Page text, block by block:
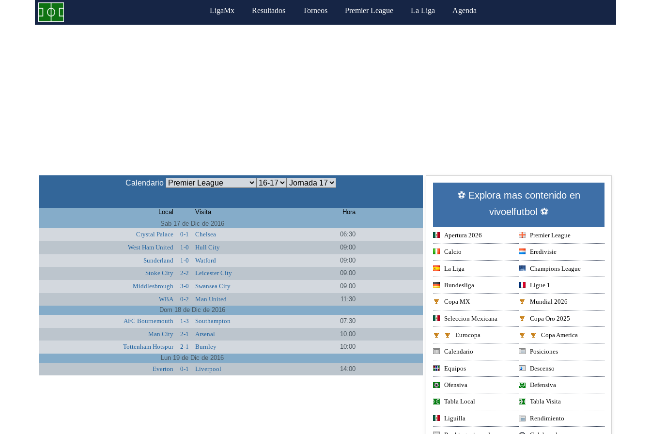
LigaMx Resultados Torneos Premier League La Liga Agenda
Calendario
Local Visita
Hora
Sab 17 de Dic de 2016
Crystal Palace
0-1 Chelsea
06:30
West Ham United
1-0 Hull City
09:00
Sunderland
1-0 Watford
09:00
Stoke City
2-2 Leicester City
09:00
Middlesbrough
3-0 Swansea City
09:00
WBA
0-2 Man.United
11:30
Dom 18 de Dic de 2016
AFC Bournemouth
1-3 Southampton
07:30
Man.City
2-1 Arsenal
10:00
Tottenham Hotspur
2-1 Burnley
10:00
Lun 19 de Dic de 2016
Everton
0-1 Liverpool 14:00
⚽ Explora mas contenido en
vivoelfutbol ⚽
Apertura 2026 Premier League
Calcio Eredivisie
La Liga Champions League
Bundesliga Ligue 1
Copa MX Mundial 2026
Seleccion Mexicana Copa Oro 2025
Eurocopa Copa America
Calendario Posiciones
Equipos Descenso
Ofensiva Defensiva
Tabla Local Tabla Visita
Liguilla Rendimiento